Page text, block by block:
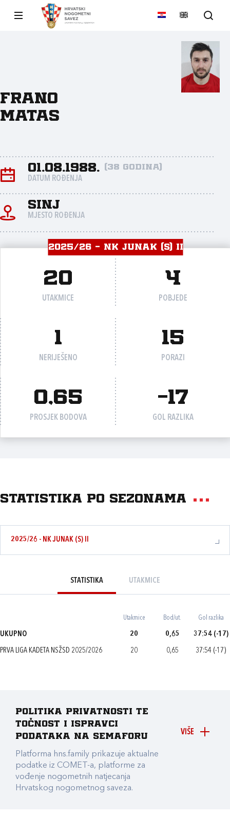
Frano
Matas
01.08.1988. (38 godina)
DATUM ROĐENJA
Sinj
MJESTO ROĐENJA
2025/26 - NK JUNAK (S) II
20
UTAKMICE
4
POBJEDE
1
NERIJEŠENO
15
PORAZI
0,65
PROSJEK BODOVA
-17
GOL RAZLIKA
Statistika po sezonama
2025/26 - NK JUNAK (S) II
STATISTIKA UTAKMICE
Utakmice Bod/ut. Gol razlika
UKUPNO 20 0,65 37:54 (-17)
PRVA LIGA KADETA NSŽSD 2025/2026 20 0,65 37:54 (-17)
VIŠE
Politika privatnosti te
točnost i ispravci
podataka na Semaforu
Platforma hns.family prikazuje aktualne
podatke iz COMET-a, platforme za
vođenje nogometnih natjecanja
Hrvatskog nogometnog saveza.